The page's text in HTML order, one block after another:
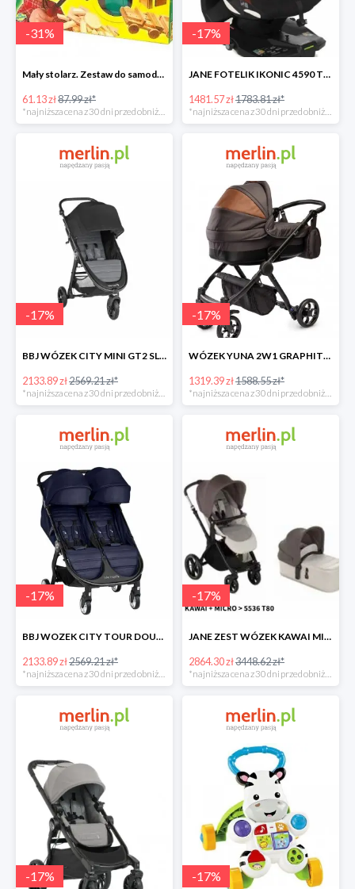
-31%
Mały stolarz. Zestaw do samodzielnego wykonania -30%
61.13 zł87.99 zł*
*najniższa cena z 30 dni przed obniżką
-17%
JANE FOTELIK IKONIC 4590 T77 NOMADS -17%
1481.57 zł1783.81 zł*
*najniższa cena z 30 dni przed obniżką
-17%
BBJ WÓZEK CITY MINI GT2 SLATE -17%
2133.89 zł2569.21 zł*
-17%
WÓZEK YUNA 2W1 GRAPHITE -17%
1319.39 zł1588.55 zł*
-17%
BBJ WOZEK CITY TOUR DOUBLE SEACREST -17%
2133.89 zł2569.21 zł*
-17%
JANE ZEST WÓZEK KAWAI MICRO -17%
2864.30 zł3448.62 zł*
-17% -17%